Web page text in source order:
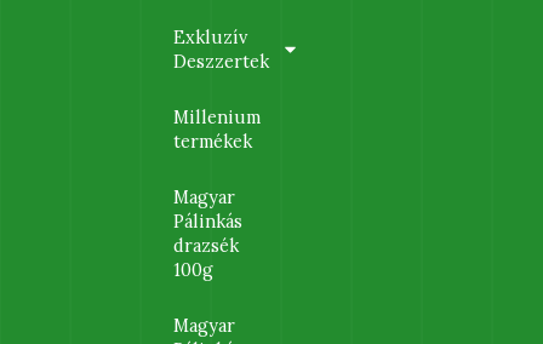
Exkluzív
Deszzertek
Millenium
termékek
Magyar
Pálinkás
drazsék
100g
Magyar